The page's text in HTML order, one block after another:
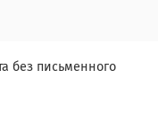
без письменного